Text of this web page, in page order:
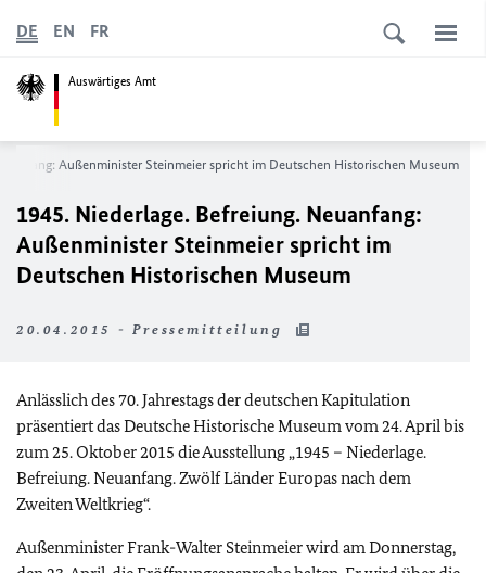
Auswärtiges Amt
DE EN FR
Außenminister Steinmeier spricht im Deutschen Historischen Museum
1945. Niederlage. Befreiung. Neuanfang:
Außenminister Steinmeier spricht im
Deutschen Historischen Museum
20.04.2015 - Pressemitteilung
Anlässlich des 70. Jahrestags der deutschen Kapitulation
präsentiert das Deutsche Historische Museum vom 24. April bis
zum 25. Oktober 2015 die Ausstellung „1945 – Niederlage.
Befreiung. Neuanfang. Zwölf Länder Europas nach dem
Zweiten Weltkrieg“.
Außenminister Frank-Walter Steinmeier wird am Donnerstag,